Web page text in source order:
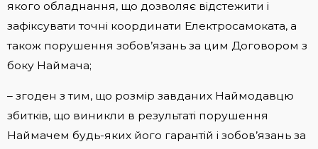
якого обладнання, що дозволяє відстежити і
зафіксувати точні координати Електросамоката, а
також порушення зобов’язань за цим Договором з
боку Наймача;
– згоден з тим, що розмір завданих Наймодавцю
збитків, що виникли в результаті порушення
Наймачем будь-яких його гарантій і зобов’язань за